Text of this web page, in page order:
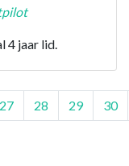
4 jaar lid.
27 28 29 30